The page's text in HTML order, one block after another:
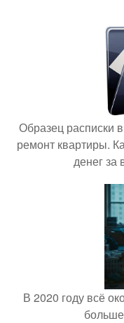
Образец расписки
ремонт квартиры.
денег
В 2020 году всё